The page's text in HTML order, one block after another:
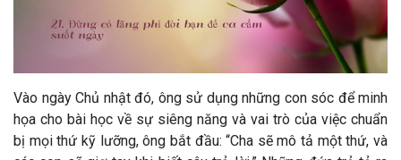
Vào ngày Chủ nhật đó, ông sử dụng những con sóc để minh
họa cho bài học về sự siêng năng và vai trò của việc chuẩn
bị mọi thứ kỹ lưỡng, ông bắt đầu: “Cha sẽ mô tả một thứ, và